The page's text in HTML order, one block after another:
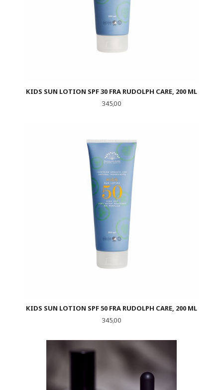
KIDS SUN LOTION SPF 30 FRA RUDOLPH CARE, 200 ML
Pris
345,00
KIDS SUN LOTION SPF 50 FRA RUDOLPH CARE, 200 ML
Pris
345,00